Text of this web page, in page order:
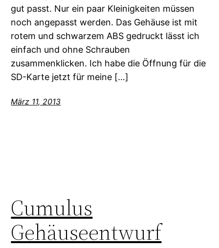
gut passt. Nur ein paar Kleinigkeiten müssen
noch angepasst werden. Das Gehäuse ist mit
rotem und schwarzem ABS gedruckt lässt ich
einfach und ohne Schrauben
zusammenklicken. Ich habe die Öffnung für die
SD-Karte jetzt für meine […]
März 11, 2013
Cumulus
Gehäuseentwurf